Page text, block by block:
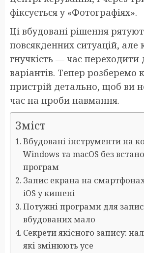
фіксується у «Фотографіях».
Ці вбудовані рішення
повсякденних ситуацій, але
гнучкість — час
варіантів. Тепер розберемо
пристрій детально, щоб ви
час на проби навмання.
Зміст
Вбудовані інструменти на
Windows та macOS без
програм
Запис екрана на
iOS у кишені
Потужні програми для
вбудованих мало
Секрети якісного запису:
які змінюють усе